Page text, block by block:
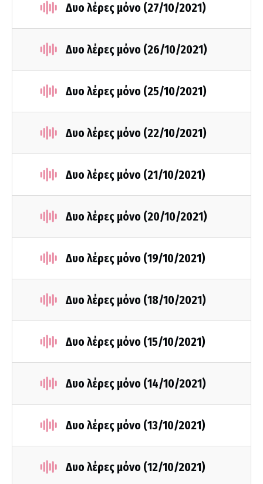
Δυο λέρες μόνο (27/10/2021)
Δυο λέρες μόνο (26/10/2021)
Δυο λέρες μόνο (25/10/2021)
Δυο λέρες μόνο (22/10/2021)
Δυο λέρες μόνο (21/10/2021)
Δυο λέρες μόνο (20/10/2021)
Δυο λέρες μόνο (19/10/2021)
Δυο λέρες μόνο (18/10/2021)
Δυο λέρες μόνο (15/10/2021)
Δυο λέρες μόνο (14/10/2021)
Δυο λέρες μόνο (13/10/2021)
Δυο λέρες μόνο (12/10/2021)